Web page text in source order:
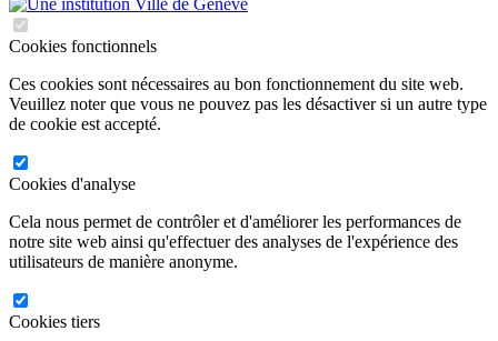
Cookies fonctionnels
Ces cookies sont nécessaires au bon fonctionnement du site web.
Veuillez noter que vous ne pouvez pas les désactiver si un autre type
de cookie est accepté.
Cookies d'analyse
Cela nous permet de contrôler et d'améliorer les performances de
notre site web ainsi qu'effectuer des analyses de l'expérience des
utilisateurs de manière anonyme.
Cookies tiers